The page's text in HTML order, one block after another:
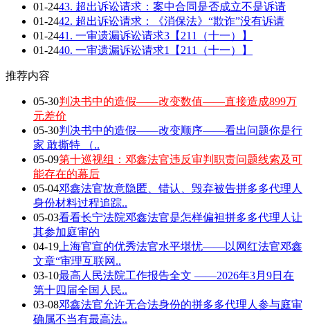
01-2443. 超出诉讼请求：案中合同是否成立不是诉请
01-2442. 超出诉讼请求：《消保法》“欺诈”没有诉请
01-2441. 一审遗漏诉讼请求3【211（十一）】
01-2440. 一审遗漏诉讼请求1【211（十一）】
推荐内容
05-30判决书中的造假——改变数值——直接造成899万
元差价
05-30判决书中的造假——改变顺序——看出问题你是行
家 敢撕特 （..
05-09第十巡视组：邓鑫法官违反审判职责问题线索及可
能存在的幕后
05-04邓鑫法官故意隐匿、错认、毁弃被告拼多多代理人
身份材料过程追踪..
05-03看看长宁法院邓鑫法官是怎样偏袒拼多多代理人让
其参加庭审的
04-19 上海官宣的优秀法官水平堪忧——以网红法官邓鑫
文章“审理互联网..
03-10最高人民法院工作报告全文 ——2026年3月9日在
第十四届全国人民..
03-08邓鑫法官允许无合法身份的拼多多代理人参与庭审
确属不当有最高法..